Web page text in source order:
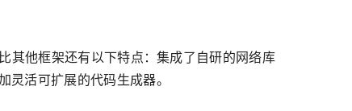
其他框架还有以下特点：集成了自研的网络库
活可扩展的代码生成器。